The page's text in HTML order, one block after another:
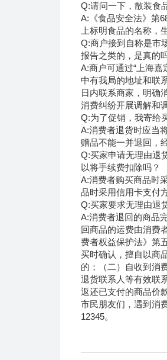
Q:请问一下，散装食
A:《食品安全法》第
上标明食品的名称，
Q:商户接到自称是市
报告之类的，是真的
A:商户可通过“上海嘉
中有我局的地址和联
日内联系商家，明确
消费纠纷开展调解和
Q:为了促销，我寄给
A:消费者退货时应当
赠品不能一并退回，
Q:买家申请无理由退
以将手续费扣除吗？
A:消费者购买商品时
品时采用信用卡支付
Q:买家要求无理由退
A:消费者退回的商品
回商品的运费由消费
费者权益保护法》第
买时确认，擅自以商
的；（二）自收到消
退货联系人等有效联
返还已支付的商品价
市民朋友们，遇到消
12345。